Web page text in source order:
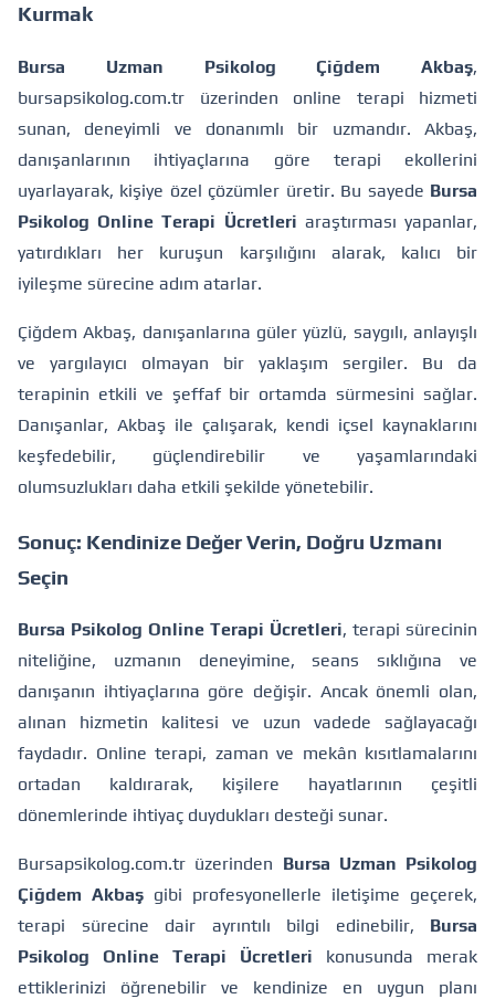
Kurmak
Bursa Uzman Psikolog Çiğdem Akbaş,
bursapsikolog.com.tr üzerinden online terapi hizmeti
sunan, deneyimli ve donanımlı bir uzmandır. Akbaş,
danışanlarının ihtiyaçlarına göre terapi ekollerini
uyarlayarak, kişiye özel çözümler üretir. Bu sayede Bursa
Psikolog Online Terapi Ücretleri araştırması yapanlar,
yatırdıkları her kuruşun karşılığını alarak, kalıcı bir
iyileşme sürecine adım atarlar.
Çiğdem Akbaş, danışanlarına güler yüzlü, saygılı, anlayışlı
ve yargılayıcı olmayan bir yaklaşım sergiler. Bu da
terapinin etkili ve şeffaf bir ortamda sürmesini sağlar.
Danışanlar, Akbaş ile çalışarak, kendi içsel kaynaklarını
keşfedebilir, güçlendirebilir ve yaşamlarındaki
olumsuzlukları daha etkili şekilde yönetebilir.
Sonuç: Kendinize Değer Verin, Doğru Uzmanı
Seçin
Bursa Psikolog Online Terapi Ücretleri, terapi sürecinin
niteliğine, uzmanın deneyimine, seans sıklığına ve
danışanın ihtiyaçlarına göre değişir. Ancak önemli olan,
alınan hizmetin kalitesi ve uzun vadede sağlayacağı
faydadır. Online terapi, zaman ve mekân kısıtlamalarını
ortadan kaldırarak, kişilere hayatlarının çeşitli
dönemlerinde ihtiyaç duydukları desteği sunar.
Bursapsikolog.com.tr üzerinden Bursa Uzman Psikolog
Çiğdem Akbaş gibi profesyonellerle iletişime geçerek,
terapi sürecine dair ayrıntılı bilgi edinebilir, Bursa
Psikolog Online Terapi Ücretleri konusunda merak
ettiklerinizi öğrenebilir ve kendinize en uygun planı